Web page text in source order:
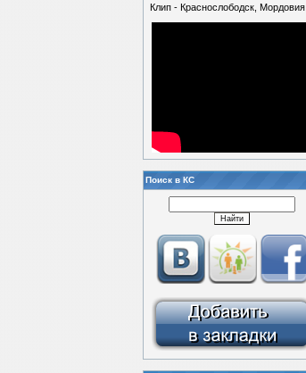
Клип - Краснослободск, Мордовия
Поиск в КС